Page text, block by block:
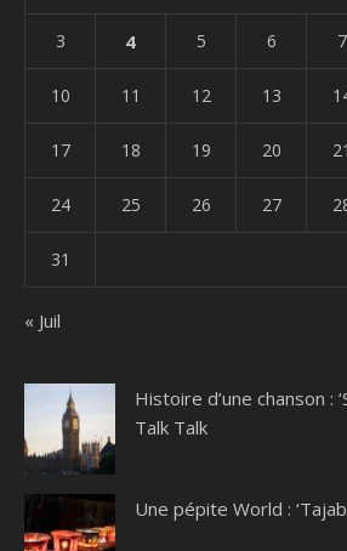
3 4 5 6 7
10 11 12 13
17 18 19 20 21
24 25 26 27
31
« Juil
Histoire d’une chanson :
Talk Talk
Une pépite World :